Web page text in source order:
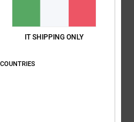
/5
IT SHIPPING ONLY